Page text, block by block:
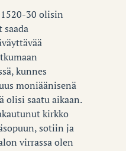
30 olisin
kunnes
moniäänisenä
olisi saatu aikaan.
kirkko
sotiin ja
virrassa olen